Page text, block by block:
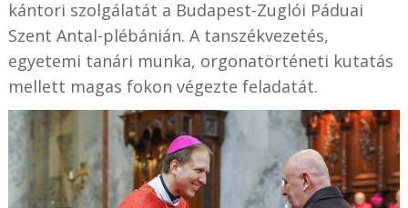
kántori szolgálatát a Budapest-Zuglói Páduai
Szent Antal-plébánián. A tanszékvezetés,
egyetemi tanári munka, orgonatörténeti kutatás
mellett magas fokon végezte feladatát.